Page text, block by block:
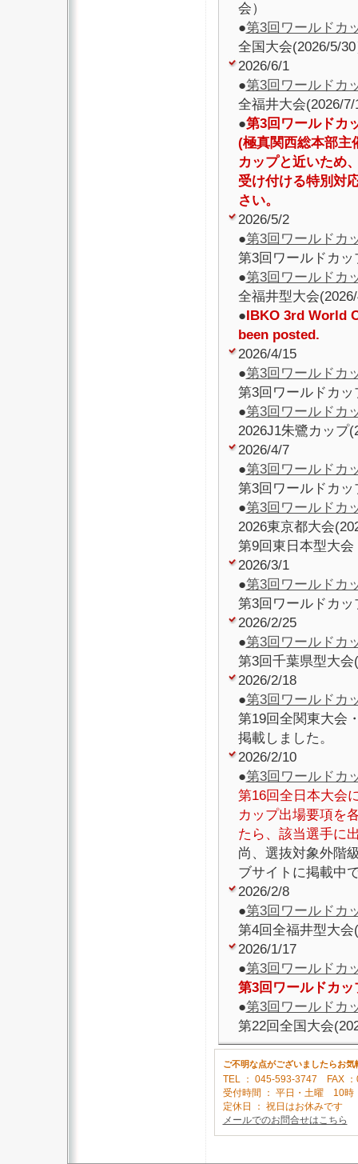
会）
●第3回ワールドカ
全国大会(2026/5/
2026/6/1
●第3回ワールドカ
全福井大会(2026/
●第3回ワールドカ
(極真関西総本部主
カップと近いため
受け付ける特別対
さい。
2026/5/2
●第3回ワールドカ
第3回ワールドカ
●第3回ワールドカ
全福井型大会
●IBKO 3rd World
been posted.
2026/4/15
●第3回ワールドカ
第3回ワールドカ
●第3回ワールドカ
2026J1朱鷺カップ
2026/4/7
●第3回ワールドカ
第3回ワールドカ
●第3回ワールドカ
2026東京都大会
第9回東日本型大
2026/3/1
●第3回ワールドカ
第3回ワールドカ
2026/2/25
●第3回ワールドカ
第3回千葉県型大
2026/2/18
●第3回ワールドカ
第19回全関東大会
掲載しました。
2026/2/10
●第3回ワールドカ
第16回全日本大会
カップ出場要項を
たら、該当選手に
尚、選抜対象外階
ブサイトに掲載中
2026/2/8
●第3回ワールドカ
第4回全福井型大
2026/1/17
●第3回ワールドカ
第3回ワールドカ
●第3回ワールドカ
第22回全国大会
ご不明な点がございましたらお
TEL ： 045-593-3747 FAX
受付時間 ： 平日・土曜 10
定休日 ： 祝日はお休みです
メールでのお問合せはこちら